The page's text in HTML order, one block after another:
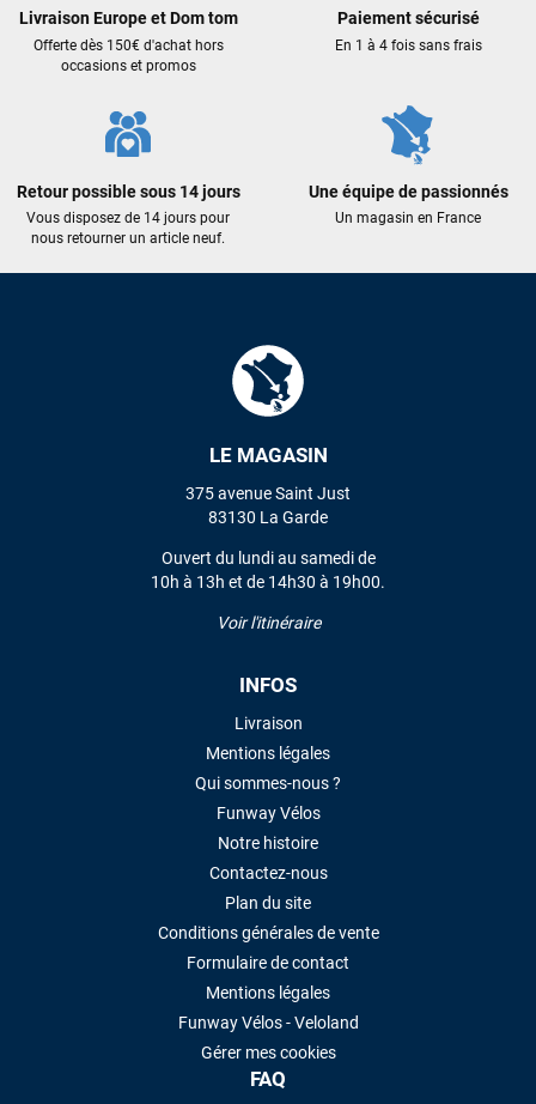
Livraison Europe et Dom tom
Offerte dès 150€ d'achat hors
occasions et promos
Paiement sécurisé
En 1 à 4 fois sans frais
Retour possible sous 14 jours
Vous disposez de 14 jours pour
nous retourner un article neuf.
Une équipe de passionnés
Un magasin en France
LE MAGASIN
375 avenue Saint Just
83130 La Garde
Ouvert du lundi au samedi de
10h à 13h et de 14h30 à 19h00.
Voir l'itinéraire
INFOS
Livraison
Mentions légales
Qui sommes-nous ?
Funway Vélos
Notre histoire
Contactez-nous
Plan du site
Conditions générales de vente
Formulaire de contact
Mentions légales
Funway Vélos - Veloland
Gérer mes cookies
FAQ
professionnalisme et sa réactivité.
Cela faisait 6 mois que je galérais à remplacer ma board eux
m'ont trouvé une pépite à laquelle je n'aurais jamais pensé !
Excellent conseil excellent prix et en plus super sympas. Merci
encore pour cette severne dyno !
VOIR TOUS LES AVIS
LAISSER UN AVIS